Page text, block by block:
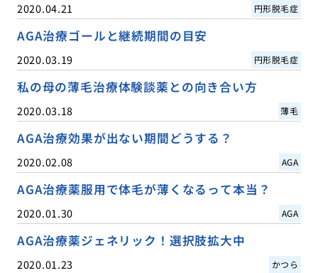
2020.04.21 円形脱毛症
AGA治療ゴールと継続期間の目安
2020.03.19 円形脱毛症
私の母の薄毛治療体験談薬との向き合い方
2020.03.18 薄毛
AGA治療効果が出ない期間どうする？
2020.02.08 AGA
AGA治療薬服用で体毛が薄くなるって本当？
2020.01.30 AGA
AGA治療薬ジェネリック！選択肢拡大中
2020.01.23 かつら